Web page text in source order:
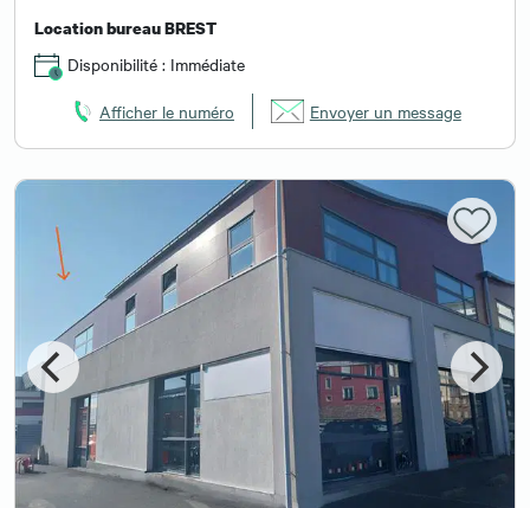
Location bureau BREST
Disponibilité : Immédiate
Afficher le numéro Envoyer un message